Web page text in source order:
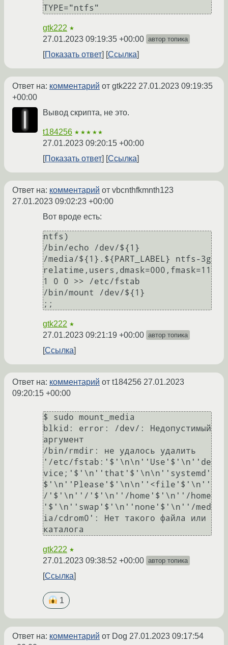
gtk222 ★
27.01.2023 09:19:35 +00:00 автор топика
Показать ответ Ссылка
Ответ на: комментарий от gtk222 27.01.2023 09:19:35
+00:00
Вывод скрипта, не это.
t184256 ★★★★★
27.01.2023 09:20:15 +00:00
Показать ответ
Ссылка
Ответ на: комментарий от vbcnthfkmnth123
27.01.2023 09:02:23 +00:00
Вот вроде есть:
ntfs)
/bin/echo /dev/${1}
/media/${1}.${PART_LABEL} ntfs-3g
relatime,users,dmask=000,fmask=11
1 0 0 >> /etc/fstab
/bin/mount /dev/${1}
gtk222 ★
27.01.2023 09:21:19 +00:00 автор топика
Ссылка
Ответ на: комментарий от t184256 27.01.2023
09:20:15 +00:00
$ sudo mount_media
blkid: error: /dev/: Недопустимый
аргумент
/bin/rmdir: не удалось удалить
'/etc/fstab:'$'\n\n''Use'$'\n''de
vice;'$'\n''that'$'\n\n''systemd'
$'\n''Please'$'\n\n''<file'$'\n''
/'$'\n''/'$'\n''/home'$'\n''/home
'$'\n''swap'$'\n''none'$'\n''/med
ia/cdrom0': Нет такого файла или
gtk222 ★
27.01.2023 09:38:52 +00:00 автор топика
Ссылка
1
Ответ на: комментарий от Dog 27.01.2023 09:17:54